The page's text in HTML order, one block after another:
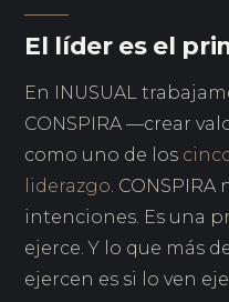
El líder es el
En INUSUAL
CONSPIRA —crear
como uno de los
liderazgo.
intenciones. Es una
ejerce. Y lo que más
ejercen es si lo ven